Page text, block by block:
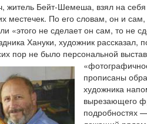
житель Бейт-Шемеша, взял на
местечек. По его словам, он и
«этого не сделает он сам, то не
Хануки, художник рассказал,
пор не было персональной
прописаны
художника
вырезающего
подробностях